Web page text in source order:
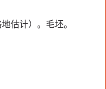
估计）。毛坯。